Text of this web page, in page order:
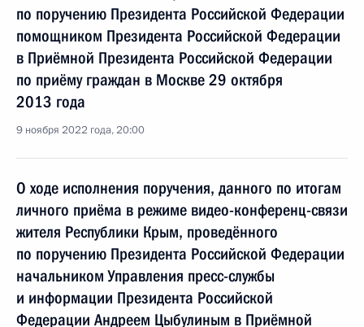
по поручению Президента Российской Федерации
помощником Президента Российской Федерации
в Приёмной Президента Российской Федерации
по приёму граждан в Москве 29 октября
2013 года
9 ноября 2022 года, 20:00
О ходе исполнения поручения, данного по итогам
личного приёма в режиме видео-конференц-связи
жителя Республики Крым, проведённого
по поручению Президента Российской Федерации
начальником Управления пресс-службы
и информации Президента Российской
Федерации Андреем Цыбулиным в Приёмной